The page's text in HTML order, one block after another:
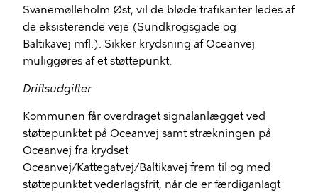
Svanemølleholm Øst, vil de bløde trafikanter ledes af
de eksisterende veje (Sundkrogsgade og
Baltikavej mfl.). Sikker krydsning af Oceanvej
muliggøres af et støttepunkt.
Driftsudgifter
Kommunen får overdraget signalanlægget ved
støttepunktet på Oceanvej samt strækningen på
Oceanvej fra krydset
Oceanvej/Kattegatvej/Baltikavej frem til og med
støttepunktet vederlagsfrit, når de er færdiganlagt